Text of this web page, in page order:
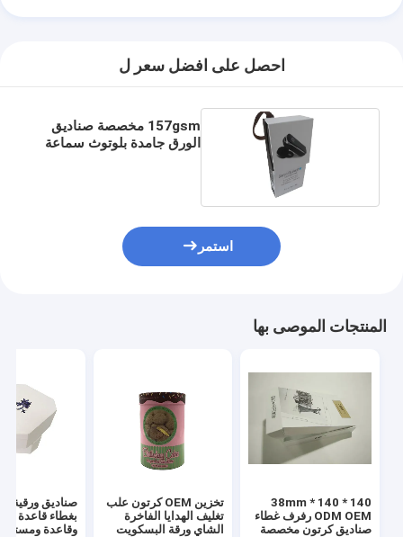
احصل على افضل سعر ل
157gsm مخصصة صناديق
الورق جامدة بلوتوث سماعة
استمر
المنتجات الموصى بها
140 * 140 * 38mm
ODM OEM رفرف غطاء
صناديق كرتون مخصصة
تخزين OEM كرتون علب
تغليف الهدايا الفاخرة
الشاي ورقة البسكويت
وقاعدة